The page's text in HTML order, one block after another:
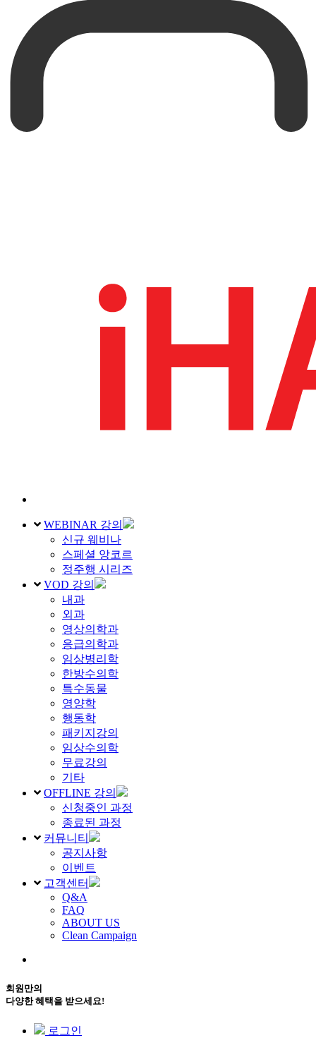
WEBINAR 강의
신규 웨비나
스페셜 앙코르
정주행 시리즈
VOD 강의
내과
외과
영상의학과
응급의학과
임상병리학
한방수의학
특수동물
영양학
행동학
패키지강의
임상수의학
무료강의
기타
OFFLINE 강의
신청중인 과정
종료된 과정
커뮤니티
공지사항
이벤트
고객센터
Q&A
FAQ
ABOUT US
Clean Campaign
회원만의
다양한 혜택을 받으세요!
로그인